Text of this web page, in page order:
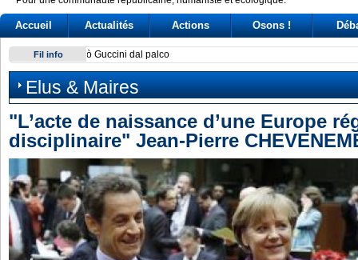
Accueil Actualités Actions Osons !
Fil info Legado de Fidel Castro se agiganta, afirman en Uruguay
Elus & Maires
"L’acte de naissance d’une Europe
disciplinaire" Jean-Pierre